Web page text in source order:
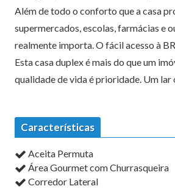
Além de todo o conforto que a casa
supermercados, escolas, farmácias e
realmente importa. O fácil acesso à
Esta casa duplex é mais do que um
qualidade de vida é prioridade. Um
Características
Aceita Permuta
Área Gourmet com Churrasqueira
Corredor Lateral